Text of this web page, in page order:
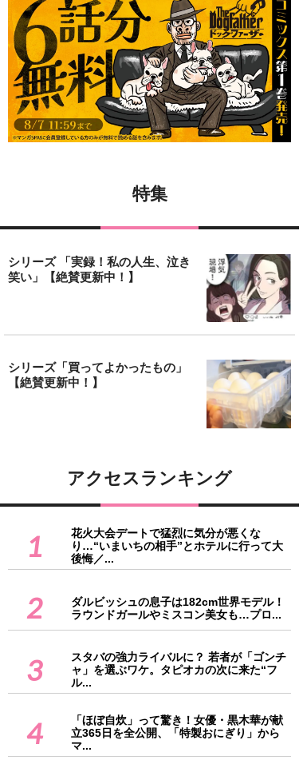
特集
シリーズ 「実録！私の人生、泣き
笑い」【絶賛更新中！】
シリーズ「買ってよかったもの」
【絶賛更新中！】
アクセスランキング
1
花火大会デートで猛烈に気分が悪くな
り…“いまいちの相手”とホテルに行って大
後悔／...
2
ダルビッシュの息子は182cm世界モデル！
ラウンドガールやミスコン美女も…プロ...
3
スタバの強力ライバルに？ 若者が「ゴンチ
ャ」を選ぶワケ。タピオカの次に来た“フ
ル...
4
「ほぼ自炊」って驚き！女優・黒木華が献
立365日を全公開、「特製おにぎり」から
マ...